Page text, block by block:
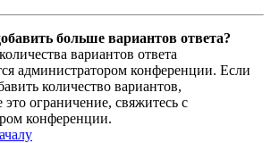
больше вариантов ответа?
вариантов ответа
администратором конференции. Если
количество вариантов,
ограничение, свяжитесь с
конференции.